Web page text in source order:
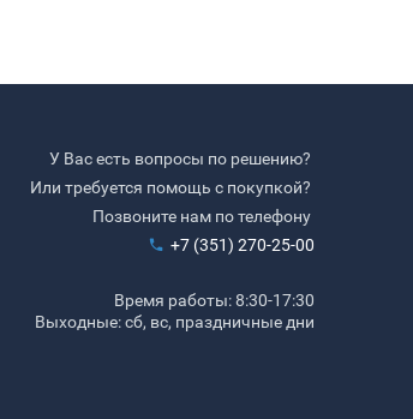
У Вас есть вопросы по решению?
Или требуется помощь с покупкой?
Позвоните нам по телефону
+7 (351) 270-25-00
Время работы: 8:30-17:30
Выходные: сб, вс, праздничные дни